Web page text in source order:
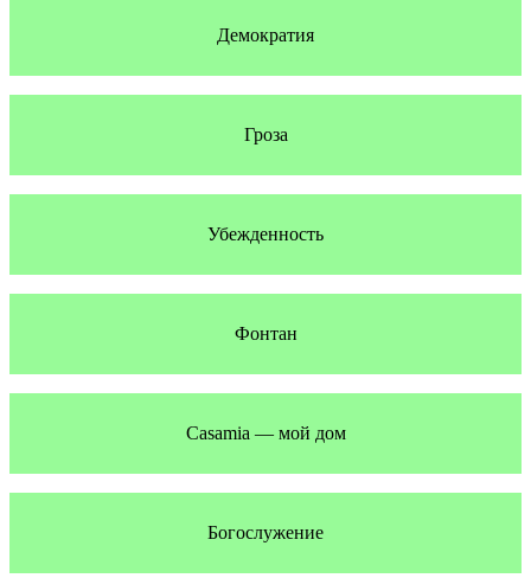
Демократия
Гроза
Убежденность
Фонтан
Casamia — мой дом
Богослужение